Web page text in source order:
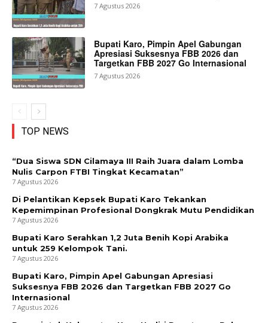
7 Agustus 2026
Bupati Karo, Pimpin Apel Gabungan
Apresiasi Suksesnya FBB 2026 dan
Targetkan FBB 2027 Go Internasional
7 Agustus 2026
TOP NEWS
“Dua Siswa SDN Cilamaya III Raih Juara dalam Lomba
Nulis Carpon FTBI Tingkat Kecamatan”
7 Agustus 2026
Di Pelantikan Kepsek Bupati Karo Tekankan
Kepemimpinan Profesional Dongkrak Mutu Pendidikan
7 Agustus 2026
Bupati Karo Serahkan 1,2 Juta Benih Kopi Arabika
untuk 259 Kelompok Tani.
7 Agustus 2026
Bupati Karo, Pimpin Apel Gabungan Apresiasi
Suksesnya FBB 2026 dan Targetkan FBB 2027 Go
Internasional
7 Agustus 2026